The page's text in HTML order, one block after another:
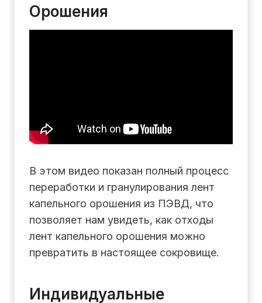
Орошения
В этом видео показан полный процесс
переработки и гранулирования лент
капельного орошения из ПЭВД, что
позволяет нам увидеть, как отходы
лент капельного орошения можно
превратить в настоящее сокровище.
Индивидуальные